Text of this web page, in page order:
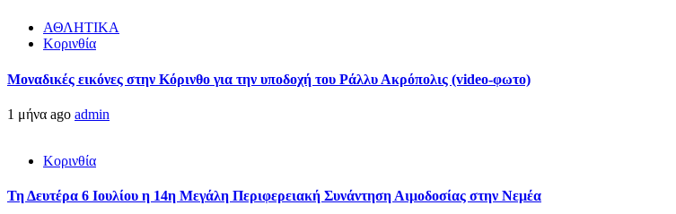
ΑΘΛΗΤΙΚΑ
Κορινθία
Μοναδικές εικόνες στην Κόρινθο για την υποδοχή του Ράλλυ Ακρόπολις (video-φωτο)
1 μήνα ago admin
Κορινθία
Τη Δευτέρα 6 Ιουλίου η 14η Μεγάλη Περιφερειακή Συνάντηση Αιμοδοσίας στην Νεμέα